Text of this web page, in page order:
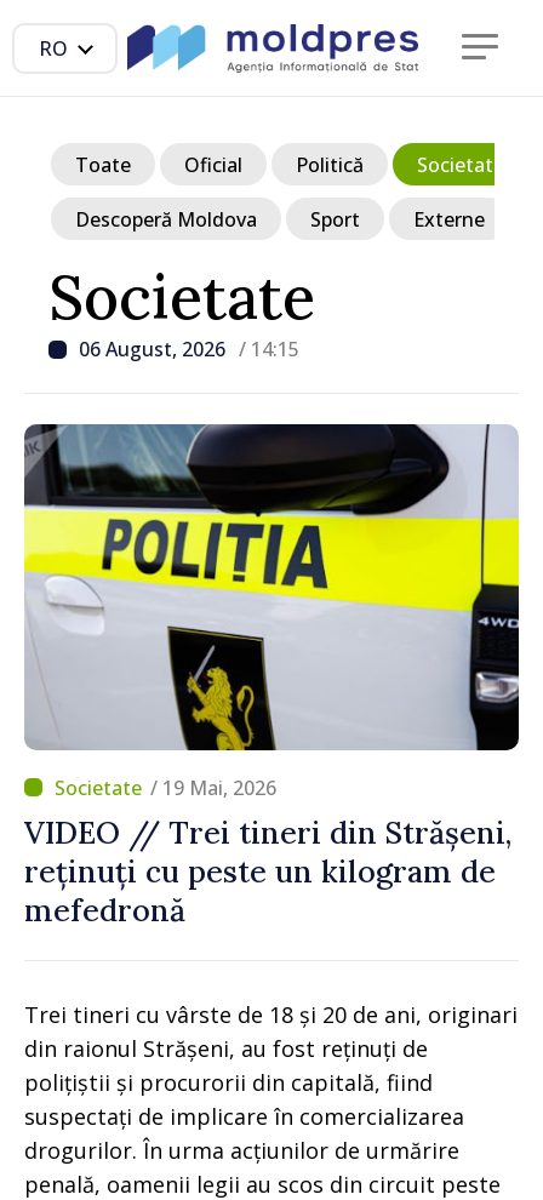
RO
Societate
06 August, 2026 / 14:15
Toate Oficial Politică Societate
Descoperă Moldova Sport Externe
/ 19 Mai, 2026
VIDEO // Trei tineri din Strășeni,
reținuți cu peste un kilogram de
mefedronă
Trei tineri cu vârste de 18 și 20 de ani, originari
din raionul Strășeni, au fost reținuți de
polițiștii și procurorii din capitală, fiind
suspectați de implicare în comercializarea
drogurilor. În urma acțiunilor de urmărire
penală, oamenii legii au scos din circuit peste